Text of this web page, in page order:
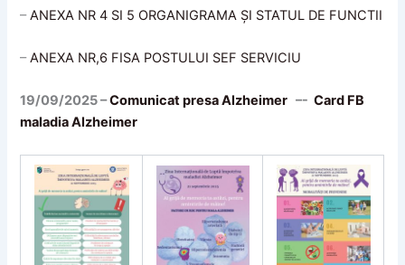
–ANEXA NR 4 SI 5 ORGANIGRAMA ȘI STATUL DE FUNCTII
–ANEXA NR,6 FISA POSTULUI SEF SERVICIU
19/09/2025 –Comunicat presa Alzheimer –-Card FB
maladia Alzheimer